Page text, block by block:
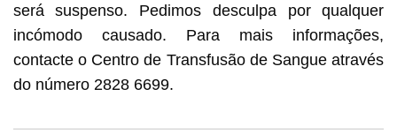
será suspenso. Pedimos desculpa por qualquer
incómodo causado. Para mais informações,
contacte o Centro de Transfusão de Sangue através
do número 2828 6699.